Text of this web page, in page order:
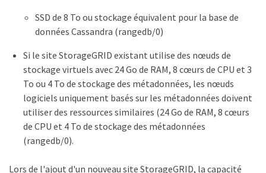
SSD de 8 To ou stockage équivalent pour la base de
données Cassandra (rangedb/0)
Si le site StorageGRID existant utilise des nœuds de
stockage virtuels avec 24 Go de RAM, 8 cœurs de CPU et 3
To ou 4 To de stockage des métadonnées, les nœuds
logiciels uniquement basés sur les métadonnées doivent
utiliser des ressources similaires (24 Go de RAM, 8 cœurs
de CPU et 4 To de stockage des métadonnées
(rangedb/0).
Lors de l'ajout d'un nouveau site StorageGRID, la capacité